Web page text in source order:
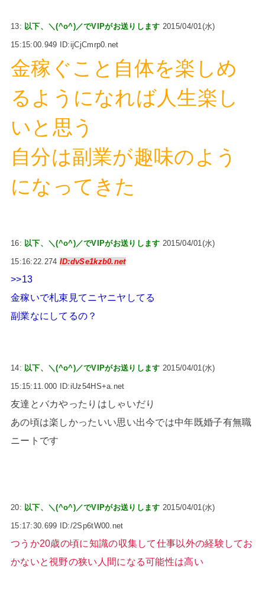
13: 以下、＼(^o^)／でVIPがお送りします 2015/04/01(水)
15:15:00.949 ID:ijCjCmrp0.net
金稼ぐこと自体を楽しめ
るようになれば人生楽し
いと思う
自分は副業が趣味のよう
になってきた
16: 以下、＼(^o^)／でVIPがお送りします 2015/04/01(水)
15:16:22.274 ID:dvSe1kzb0.net
>>13
金稼いで札束見てニヤニヤしてる
副業なにしてるの？
14: 以下、＼(^o^)／でVIPがお送りします 2015/04/01(水)
15:15:11.000 ID:iUz54HS+a.net
友達とバカやったりはしゃいだり
あの頃は楽しかったいい思い出今では中年既婚子有無職
ニートです
20: 以下、＼(^o^)／でVIPがお送りします 2015/04/01(水)
15:17:30.699 ID:/2Sp6tW00.net
つうか20歳の頃に知識の収集して仕事以外の経験してお
かないと視野の狭い人間になる可能性は高い